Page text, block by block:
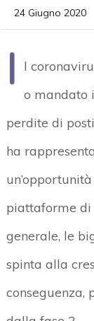
24 Giugno 2020
I
l
o mandato
perdite di
ha
piattaforme di
generale, le
spinta alla
conseguenza,